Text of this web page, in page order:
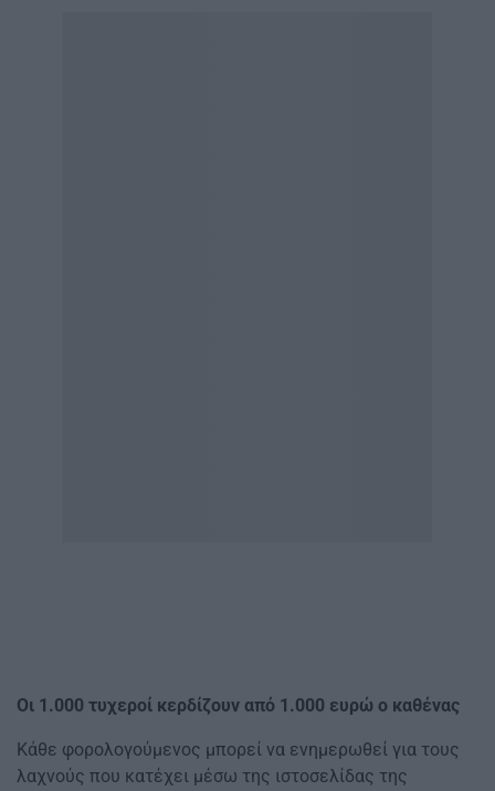
Οι 1.000 τυχεροί κερδίζουν από 1.000 ευρώ ο καθένας
Κάθε φορολογούμενος μπορεί να ενημερωθεί για τους
λαχνούς που κατέχει μέσω της ιστοσελίδας της